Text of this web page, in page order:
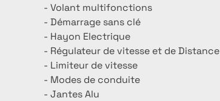
- Volant multifonctions
- Démarrage sans clé
- Hayon Electrique
- Régulateur de vitesse et de Distance
- Limiteur de vitesse
- Modes de conduite
- Jantes Alu